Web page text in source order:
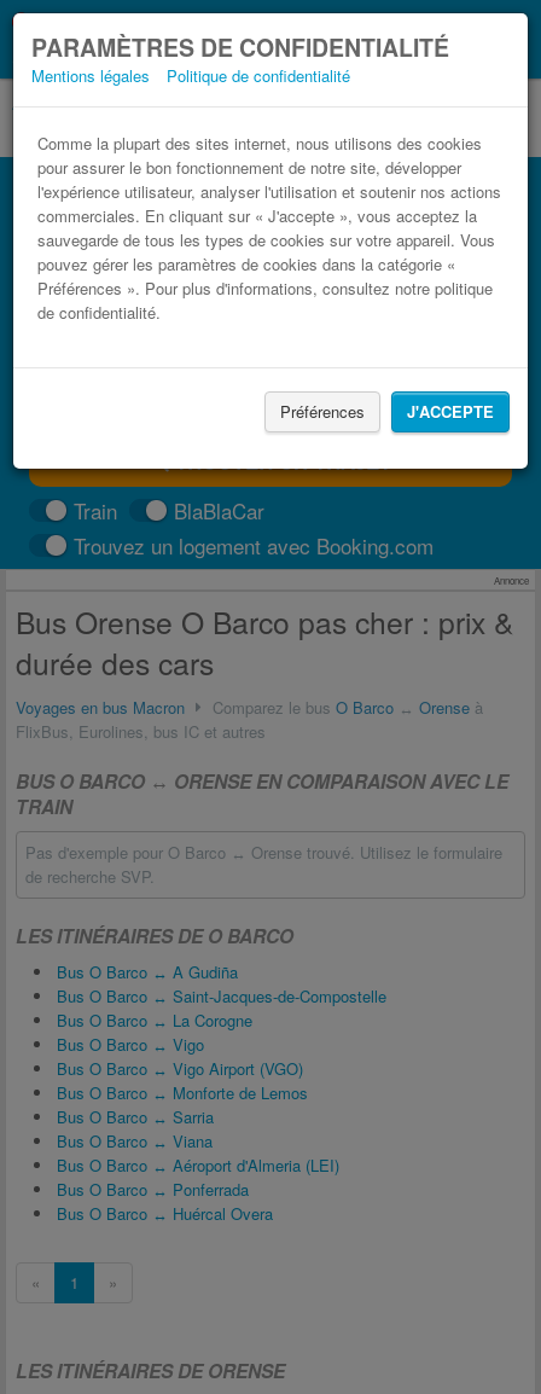
PARAMÈTRES DE CONFIDENTIALITÉ
Mentions légales Politique de confidentialité
Comme la plupart des sites internet, nous utilisons des cookies
pour assurer le bon fonctionnement de notre site, développer
l'expérience utilisateur, analyser l'utilisation et soutenir nos actions
commerciales. En cliquant sur « J'accepte », vous acceptez la
sauvegarde de tous les types de cookies sur votre appareil. Vous
pouvez gérer les paramètres de cookies dans la catégorie «
Préférences ». Pour plus d'informations, consultez notre politique
de confidentialité.
Préférences J'ACCEPTE
Coronavirus (COVID-19):Ce que vous devez
savoir, lorsque vous voyagez
Bus O Barco Orense pas cher
Trouvez votre billet de bus moins cher
TROUVER UN TRAJET
Train
BlaBlaCar
Trouvez un logement avec Booking.com
Annonce
Bus Orense O Barco pas cher : prix &
durée des cars
Voyages en bus Macron Comparez le bus O Barco ↔ Orense à
FlixBus, Eurolines, bus IC et autres
BUS O BARCO ↔ ORENSE EN COMPARAISON AVEC LE
TRAIN
Pas d'exemple pour O Barco ↔ Orense trouvé. Utilisez le formulaire
de recherche SVP.
LES ITINÉRAIRES DE O BARCO
Bus O Barco ↔ A Gudiña
Bus O Barco ↔ Saint-Jacques-de-Compostelle
Bus O Barco ↔ La Corogne
Bus O Barco ↔ Vigo
Bus O Barco ↔ Vigo Airport (VGO)
Bus O Barco ↔ Monforte de Lemos
Bus O Barco ↔ Sarria
Bus O Barco ↔ Viana
Bus O Barco ↔ Aéroport d'Almeria (LEI)
Bus O Barco ↔ Ponferrada
Bus O Barco ↔ Huércal Overa
« 1 »
LES ITINÉRAIRES DE ORENSE